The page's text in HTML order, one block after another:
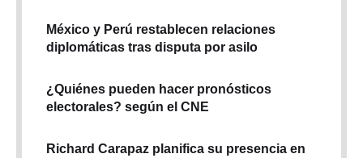
México y Perú restablecen relaciones
diplomáticas tras disputa por asilo
¿Quiénes pueden hacer pronósticos
electorales? según el CNE
Richard Carapaz planifica su presencia en